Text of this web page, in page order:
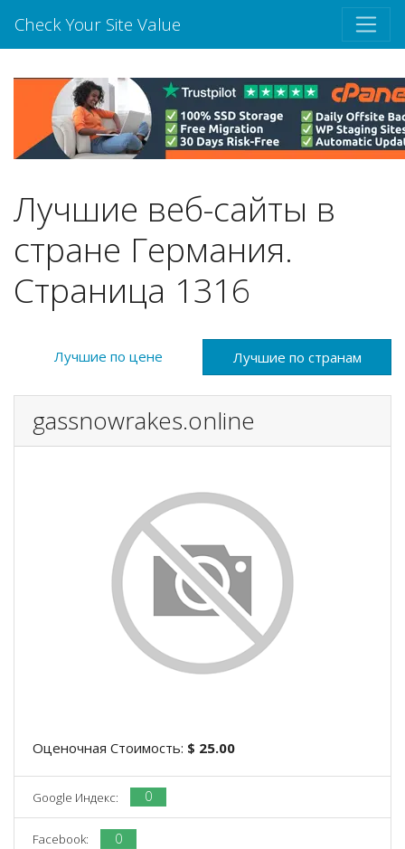
Check Your Site Value
Лучшие веб-сайты в
стране Германия.
Страница 1316
Лучшие по цене Лучшие по странам
gassnowrakes.online
Оценочная Стоимость: $ 25.00
Google Индекс: 0
Facebook: 0